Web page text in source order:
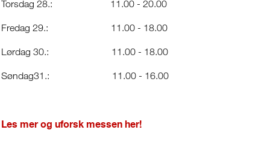
Torsdag 28.: 11.00 - 20.00
Fredag 29.: 11.00 - 18.00
Lørdag 30.: 11.00 - 18.00
Søndag31.: 11.00 - 16.00
Les mer og uforsk messen her!